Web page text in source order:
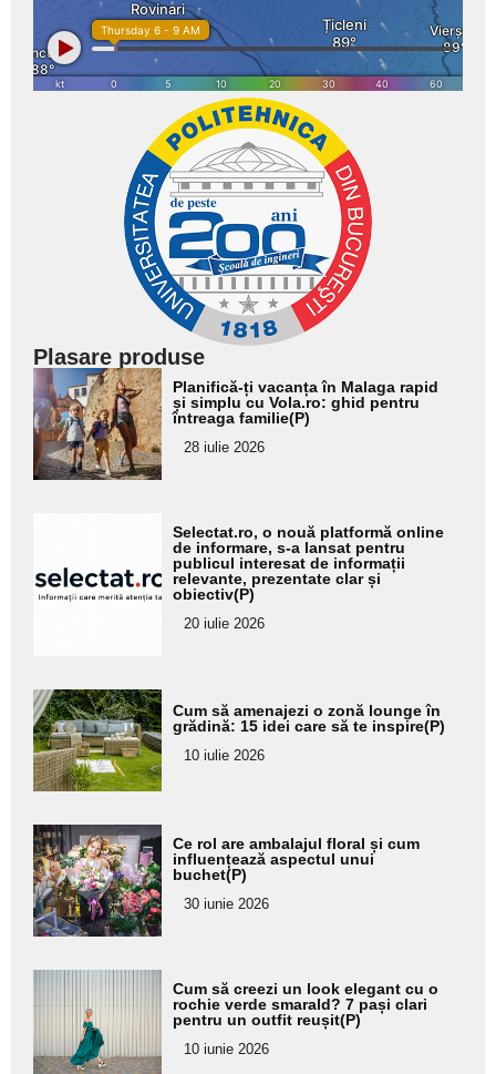
Plasare produse
Adaugă
aici textul
pentru
subtitlu
Planifică-ți vacanța în Malaga rapid
și simplu cu Vola.ro: ghid pentru
întreaga familie(P)
28 iulie 2026
pentru
subtitlu
Selectat.ro, o nouă platformă online
de informare, s-a lansat pentru
publicul interesat de informații
relevante, prezentate clar și
obiectiv(P)
20 iulie 2026
Adaugă
aici textul
pentru
subtitlu
Cum să amenajezi o zonă lounge în
grădină: 15 idei care să te inspire(P)
10 iulie 2026
Adaugă
aici textul
pentru
subtitlu
Ce rol are ambalajul floral și cum
influențează aspectul unui
buchet(P)
30 iunie 2026
Adaugă
aici textul
pentru
subtitlu
Cum să creezi un look elegant cu o
rochie verde smarald? 7 pași clari
pentru un outfit reușit(P)
10 iunie 2026